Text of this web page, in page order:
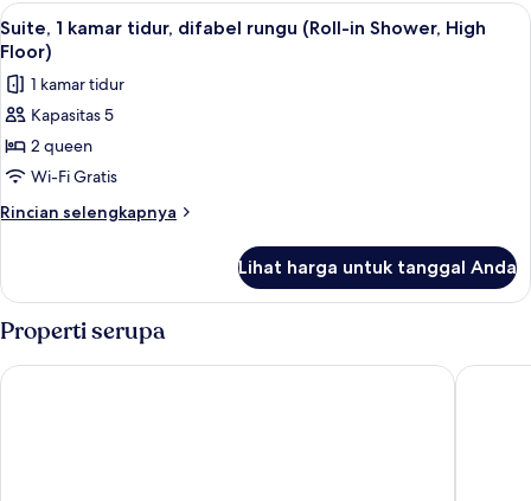
kamar
tidur
Floor)
Lihat
semua
foto
untuk
Suite,
1
kamar
tidur,
(Roll-
Shower,
High
Suite, 1 kamar tidur, difabel rungu
10
Suite, 1 kamar tidur, difabel rungu (Roll-in Shower, High
Floor)
1 kamar tidur
Kapasitas 5
2 queen
Wi-Fi Gratis
Rincian selengkapnya
Rincian
Suite,
1
kamar
tidur,
difabel
Lihat harga untuk tanggal Anda
Properti serupa
The Starling Atlanta Midtown, Curio Collection by HiltonHyatt